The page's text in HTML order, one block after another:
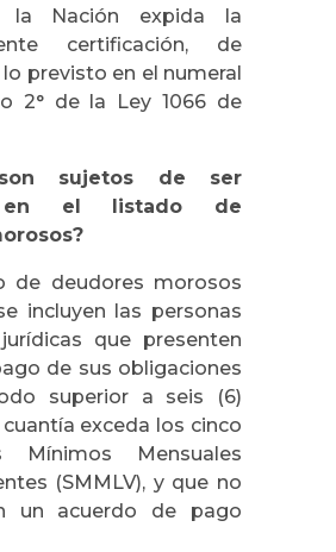
la Nación expida la
certificación, de
previsto en el numeral
2° de la Ley 1066 de
son sujetos de ser
en el listado de
de deudores morosos
incluyen las personas
que presenten
de sus obligaciones
superior a seis (6)
exceda los cinco
Mínimos Mensuales
(SMMLV), y que no
un acuerdo de pago